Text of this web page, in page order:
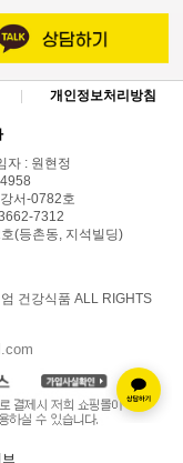
개인정보처리방침
자 : 원현정
서-0782호
7312
(등촌동, 지석빌딩)
건강식품 ALL RIGHTS